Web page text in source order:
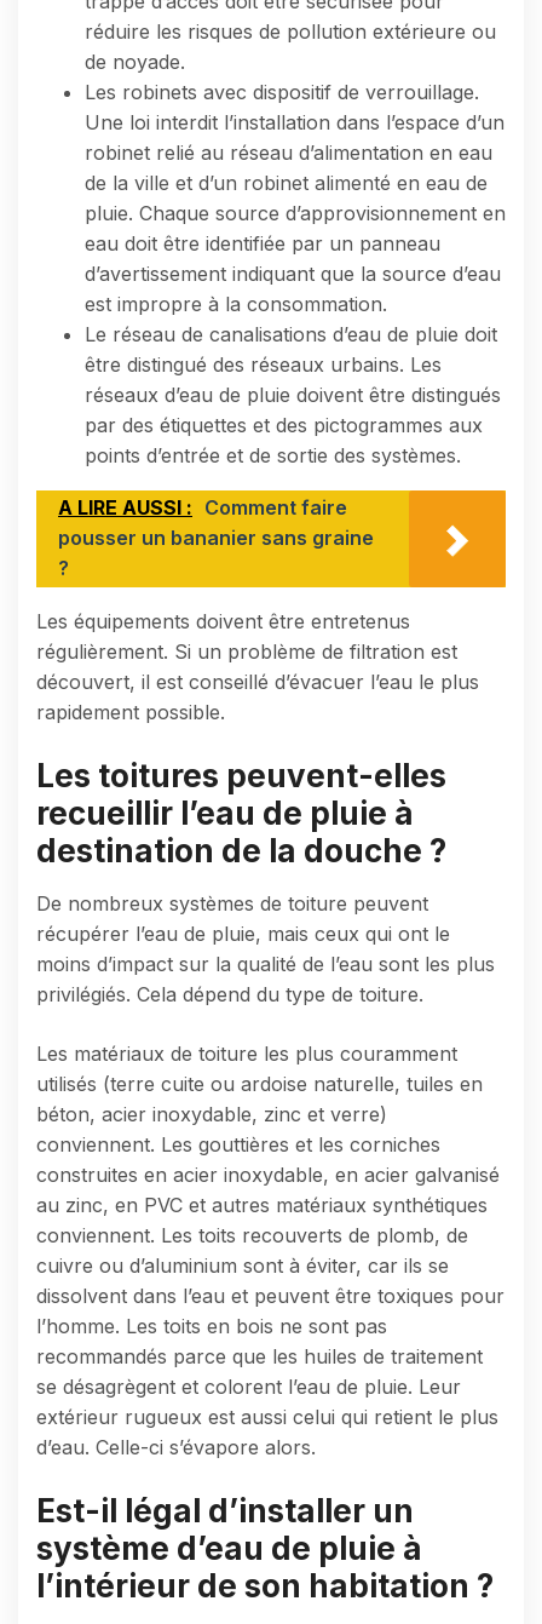
réduire les risques de pollution extérieure ou
de noyade.
Les robinets avec dispositif de verrouillage.
Une loi interdit l’installation dans l’espace d’un
robinet relié au réseau d’alimentation en eau
de la ville et d’un robinet alimenté en eau de
pluie. Chaque source d’approvisionnement en
eau doit être identifiée par un panneau
d’avertissement indiquant que la source d’eau
est impropre à la consommation.
Le réseau de canalisations d’eau de pluie doit
être distingué des réseaux urbains. Les
réseaux d’eau de pluie doivent être distingués
par des étiquettes et des pictogrammes aux
points d’entrée et de sortie des systèmes.
A LIRE AUSSI : Comment faire
pousser un bananier sans graine
?
Les équipements doivent être entretenus
régulièrement. Si un problème de filtration est
découvert, il est conseillé d’évacuer l’eau le plus
rapidement possible.
Les toitures peuvent-elles
recueillir l’eau de pluie à
destination de la douche ?
De nombreux systèmes de toiture peuvent
récupérer l’eau de pluie, mais ceux qui ont le
moins d’impact sur la qualité de l’eau sont les plus
privilégiés. Cela dépend du type de toiture.
Les matériaux de toiture les plus couramment
utilisés (terre cuite ou ardoise naturelle, tuiles en
béton, acier inoxydable, zinc et verre)
conviennent. Les gouttières et les corniches
construites en acier inoxydable, en acier galvanisé
au zinc, en PVC et autres matériaux synthétiques
conviennent. Les toits recouverts de plomb, de
cuivre ou d’aluminium sont à éviter, car ils se
dissolvent dans l’eau et peuvent être toxiques pour
l’homme. Les toits en bois ne sont pas
recommandés parce que les huiles de traitement
se désagrègent et colorent l’eau de pluie. Leur
extérieur rugueux est aussi celui qui retient le plus
d’eau. Celle-ci s’évapore alors.
Est-il légal d’installer un
système d’eau de pluie à
l’intérieur de son habitation ?